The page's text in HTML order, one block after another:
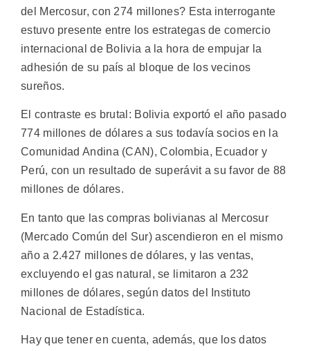
del Mercosur, con 274 millones? Esta interrogante
estuvo presente entre los estrategas de comercio
internacional de Bolivia a la hora de empujar la
adhesión de su país al bloque de los vecinos
sureños.
El contraste es brutal: Bolivia exportó el año pasado
774 millones de dólares a sus todavía socios en la
Comunidad Andina (CAN), Colombia, Ecuador y
Perú, con un resultado de superávit a su favor de 88
millones de dólares.
En tanto que las compras bolivianas al Mercosur
(Mercado Común del Sur) ascendieron en el mismo
año a 2.427 millones de dólares, y las ventas,
excluyendo el gas natural, se limitaron a 232
millones de dólares, según datos del Instituto
Nacional de Estadística.
Hay que tener en cuenta, además, que los datos